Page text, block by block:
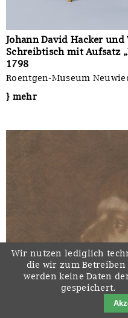
Johann David Hacker
Schreibtisch mit Aufsatz
1798
Roentgen-Museum
} mehr
Wir nutzen lediglich
die wir zum Betreiben
werden keine Daten
gespeichert.